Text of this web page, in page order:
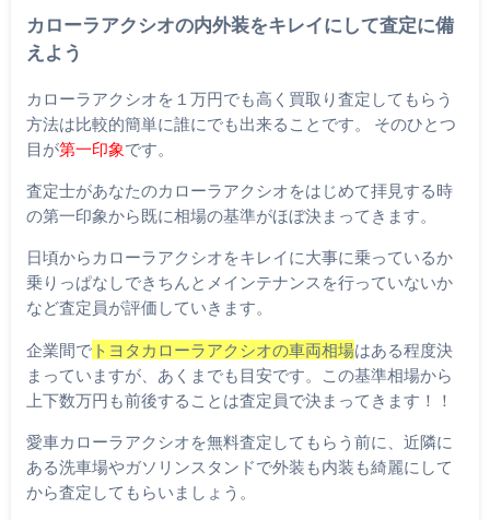
カローラアクシオの内外装をキレイにして査定に備
えよう
カローラアクシオを１万円でも高く買取り査定してもらう
方法は比較的簡単に誰にでも出来ることです。 そのひとつ
目が第一印象です。
査定士があなたのカローラアクシオをはじめて拝見する時
の第一印象から既に相場の基準がほぼ決まってきます。
日頃からカローラアクシオをキレイに大事に乗っているか
乗りっぱなしできちんとメインテナンスを行っていないか
など査定員が評価していきます。
企業間でトヨタカローラアクシオの車両相場はある程度決
まっていますが、あくまでも目安です。この基準相場から
上下数万円も前後することは査定員で決まってきます！！
愛車カローラアクシオを無料査定してもらう前に、近隣に
ある洗車場やガソリンスタンドで外装も内装も綺麗にして
から査定してもらいましょう。